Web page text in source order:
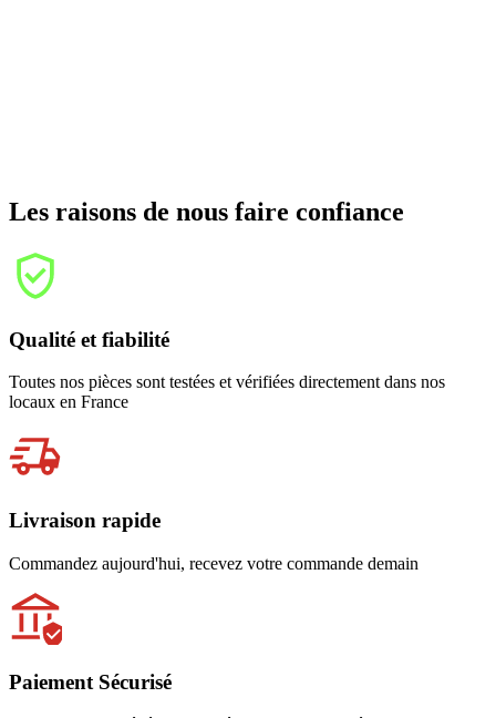
Les raisons de nous faire confiance
Qualité et fiabilité
Toutes nos pièces sont testées et vérifiées directement dans nos
locaux en France
Livraison rapide
Commandez aujourd'hui, recevez votre commande demain
Paiement Sécurisé